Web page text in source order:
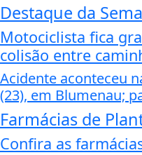
Destaque da
Motociclista fica
colisão entre
Acidente aconteceu
(23), em Blumenau;
Farmácias de
Confira as